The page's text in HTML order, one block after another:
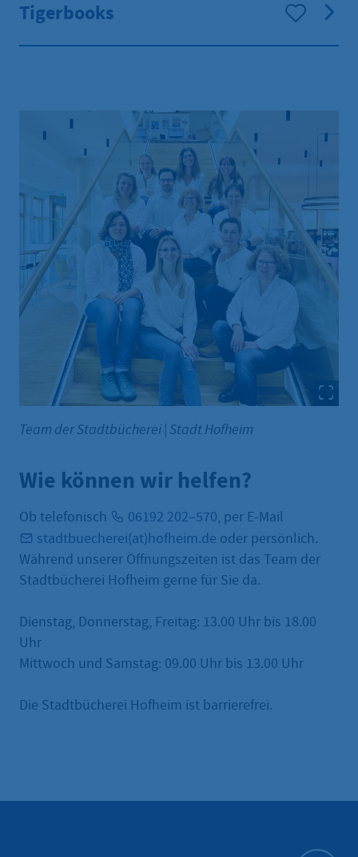
Tigerbooks
Team der Stadtbücherei | Stadt Hofheim
Wie können wir helfen?
Ob telefonisch 06192 202–570, per E-Mail
stadtbuecherei(at)hofheim.de oder persönlich.
Während unserer Öffnungszeiten ist das Team der
Stadtbücherei Hofheim gerne für Sie da.
Dienstag, Donnerstag, Freitag: 13.00 Uhr bis 18.00
Uhr
Mittwoch und Samstag: 09.00 Uhr bis 13.00 Uhr
Die Stadtbücherei Hofheim ist barrierefrei.